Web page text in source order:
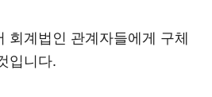
회계법인 관계자들에게 구체
입니다.